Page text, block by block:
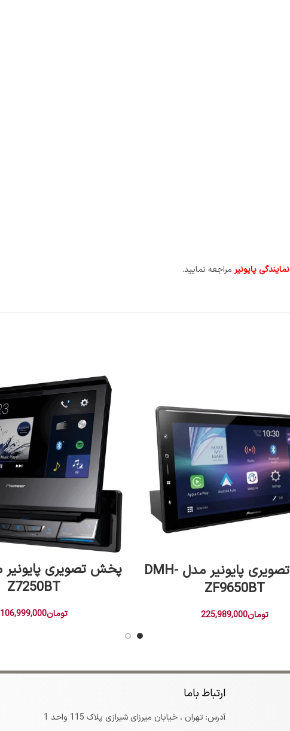
نمایندگی پایونیر مراجعه نمایید.
افزودن به سبد خرید
پخش تصویری پایونیر مدل DMH-
ZF9650BT
تومان225,989,000
افزودن به سبد خرید
Z7250BT
تومان106,999,000
ارتباط باما
آدرس: تهران ، خیابان میرزای شیرازی پلاک 115 واحد 1